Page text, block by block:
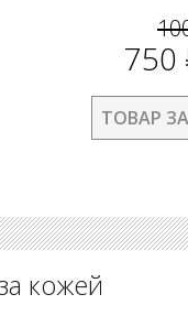
750
ТОВАР
кожей